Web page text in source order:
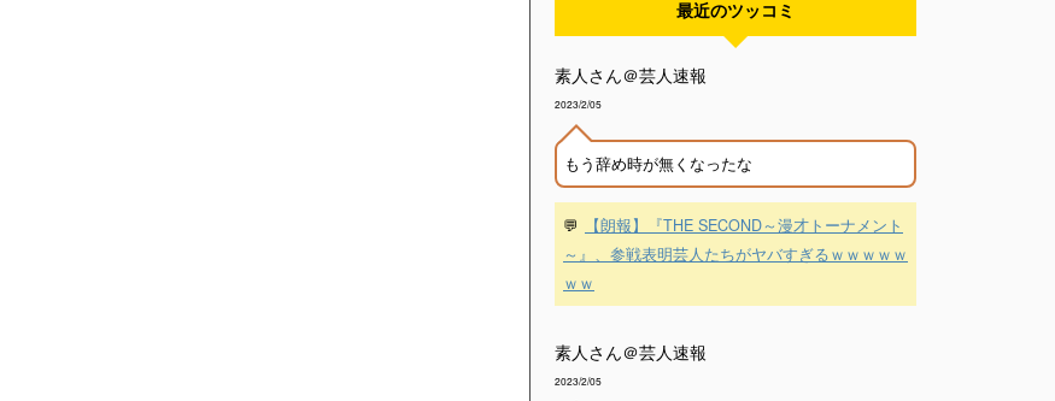
最近のツッコミ
素人さん＠芸人速報
2023/2/05
もう辞め時が無くなったな
💬
【朗報】『THE SECOND～漫才トーナメント
～』、参戦表明芸人たちがヤバすぎるｗｗｗｗｗ
ｗｗ
素人さん＠芸人速報
2023/2/05